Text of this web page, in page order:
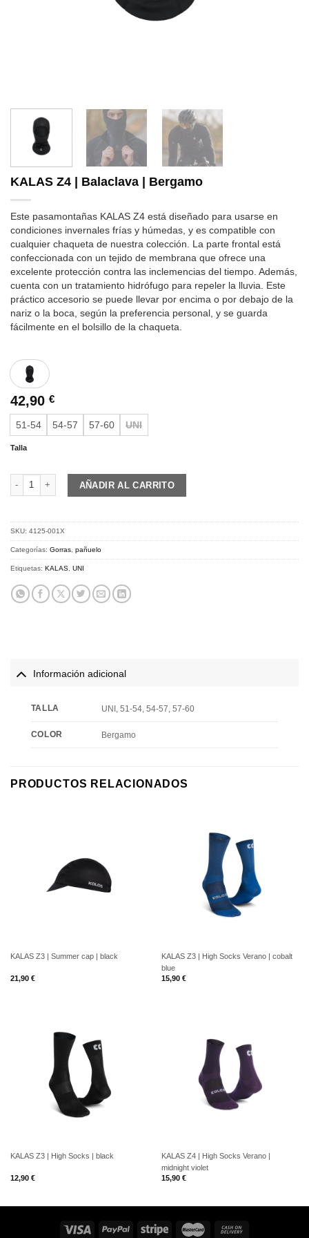
KALAS Z4 | Balaclava | Bergamo
Este pasamontañas KALAS Z4 está diseñado para usarse en
condiciones invernales frías y húmedas, y es compatible con
cualquier chaqueta de nuestra colección. La parte frontal está
confeccionada con un tejido de membrana que ofrece una
excelente protección contra las inclemencias del tiempo. Además,
cuenta con un tratamiento hidrófugo para repeler la lluvia. Este
práctico accesorio se puede llevar por encima o por debajo de la
nariz o la boca, según la preferencia personal, y se guarda
fácilmente en el bolsillo de la chaqueta.
42,90 €
51-54 54-57 57-60 UNI
Talla
KALAS Z4 | Balaclava | Bergamo cantidad
AÑADIR AL CARRITO
SKU: 4125-001X
Categorías: Gorras pañuelo
Etiquetas: KALAS UNI
Información adicional
TALLA UNI, 51-54, 54-57, 57-60
COLOR Bergamo
PRODUCTOS RELACIONADOS
KALAS Z3 | Summer cap | black
21,90 €
KALAS Z3 | High Socks Verano | cobalt
blue
15,90 €
KALAS Z3 | High Socks | black
12,90 €
KALAS Z4 | High Socks Verano |
midnight violet
15,90 €